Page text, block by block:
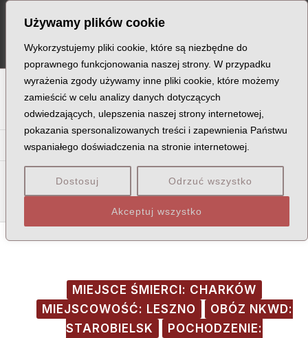
Używamy plików cookie
Wykorzystujemy pliki cookie, które są niezbędne do
poprawnego funkcjonowania naszej strony. W przypadku
wyrażenia zgody używamy inne pliki cookie, które możemy
zamieścić w celu analizy danych dotyczących
odwiedzających, ulepszenia naszej strony internetowej,
pokazania spersonalizowanych treści i zapewnienia Państwu
wspaniałego doświadczenia na stronie internetowej.
Dostosuj Odrzuć wszystko
Akceptuj wszystko
content
B C D E F G H I J K L Ł M
O P Q R S T U V W X Z
Ka Ke Ki Kl Kł Km Kn Ko Kr Ks
Kąd Kaf Kal
Kat Kau Kaw
MIEJSCE ŚMIERCI: CHARKÓW
MIEJSCOWOŚĆ: LESZNO
OBÓZ NKWD:
STAROBIELSK
POCHODZENIE:
navigation